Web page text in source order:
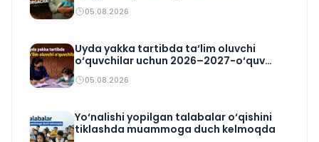
05.08.2026
Uyda yakka tartibda ta‘lim oluvchi
o‘quvchilar uchun 2026–2027-o‘quv
rejasi tasdiqlandi
05.08.2026
Yo‘nalishi yopilgan talabalar o‘qishini
tiklashda muammoga duch kelmoqda